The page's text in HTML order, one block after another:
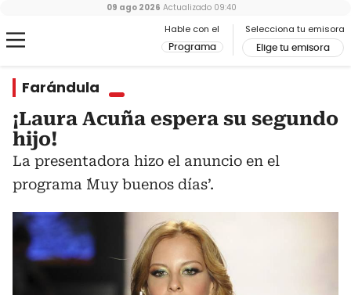
Hable con el
Programa
Selecciona tu emisora
Elige tu emisora
09 ago 2026 Actualizado 09:40
Farándula
¡Laura Acuña espera su segundo
hijo!
La presentadora hizo el anuncio en el
programa ´Muy buenos días’.